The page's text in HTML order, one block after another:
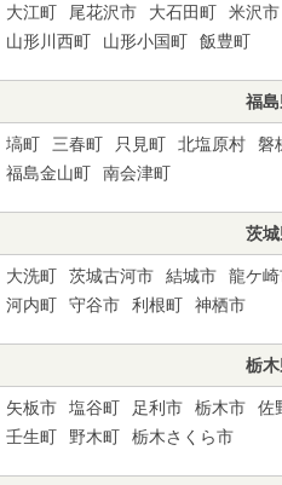
大江町
尾花沢市 大石田町 米沢市
山形川西町
山形小国町 飯豊町
福
塙町 三春町 只見町 北塩原村 磐
福島金山町
南会津町
茨
大洗町 茨城古河市 結城市 龍ケ
河内町
守谷市 利根町 神栖市
栃
矢板市 塩谷町 足利市 栃木市 佐
壬生町
野木町 栃木さくら市